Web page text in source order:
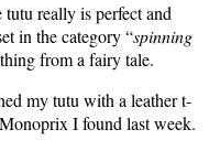
really is perfect and
in the category“spinning
from a fairy tale.
my tutu with a leather t-
I found last week.